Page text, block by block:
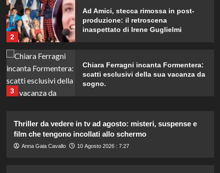
2
Ad Amici, stecca rimossa in post-
produzione: il retroscena
inaspettato di Irene Guglielmi
3
Chiara Ferragni incanta Formentera:
scatti esclusivi della sua vacanza da
sogno.
4
Chiara Ferragni risponde agli haters:
i suoi figli e le critiche sul peso.
Thriller da vedere in tv ad agosto: misteri, suspense e
film che tengono incollati allo schermo
Anna Gaia Cavallo 10 Agosto 2026 : 7:27